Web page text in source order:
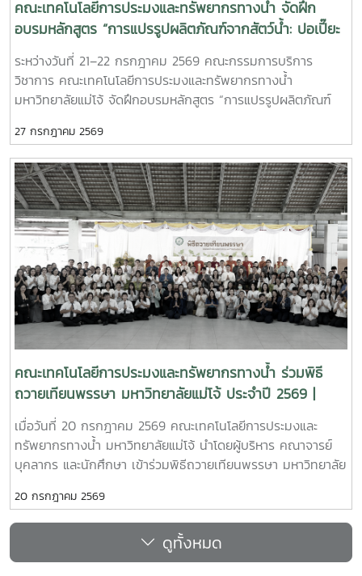
participation from faculty members, undergraduate
students, researchers, aquaculture professionals, and
industry stakeholders. It provided an excellent
opportunity for meaningful dialogue between academia
and industry while reinforcing the shared vision of
through knowledge exchange, innovation, and
collaborative partnerships.As one of Thailand's leading
institutions in fisheries and aquaculture education, the
Faculty of Fisheries Technology and Aquatic Resources,
Maejo University, remains committed to producing
highly qualified graduates, promoting research
excellence, and fostering innovation that supports the
sustainable development of the fisheries and
aquaculture sectors at both national and international
levels.
Aquatic Resources, led by Associate Professor Dr.Apinun
Suvarnaraksha, Dean of the Faculty, together with the
faculty executives and personnel, participated in the
Royal Tribute and Blessing Ceremony in honor of His
Majesty King Maha Vajiralongkorn Phra
Vajiraklaochaoyuhua on the auspicious occasion of His
ceremony was held to express loyalty, gratitude, and
reverence for His Majesty’s immeasurable benevolence
toward the Thai people. Faculty members joined in
offering royal blessings and paying tribute as a united
expression of their devotion to the monarchy.The
participation of the Faculty reflects its commitment to
upholding the cherished traditions of the nation and
demonstrating loyalty to the institution of the
monarchy while honoring His Majesty’s enduring
contributions to the well-being and prosperity of the
Kingdom of Thailand.
คณะเทคโนโลยีการประมงและทรัพยากรทางน้ำ จัดฝึก
อบรมหลักสูตร “การแปรรูปผลิตภัณฑ์จากสัตว์น้ำ: ปอเปี๊ยะ
ปลากุ้งและขนมจีบปลากุ้ง” | Copilot said: MJU Fisheries
Faculty Conducts Training on Fish and Shrimp
Product Processing for Phrao Wittayakhom School
ระหว่างวันที่ 21–22 กรกฎาคม 2569 คณะกรรมการบริการ
วิชาการ คณะเทคโนโลยีการประมงและทรัพยากรทางน้ำ
มหาวิทยาลัยแม่โจ้ จัดฝึกอบรมหลักสูตร “การแปรรูปผลิตภัณฑ์
เทคโนโลยีการประมงและทรัพยากรทางน้ำ มหาวิทยาลัยแม่โจ้ โดย
มีครูและนักเรียนเข้าร่วมกิจกรรมกว่า 40 คนในการนี้ รอง
ศาสตราจารย์ ดร.อภินันท์ สุวรรณรักษ์ เป็นประธานกล่าวเปิด
กิจกรรม และมอบเกียรติบัตรแก่ผู้เข้าร่วมอบรมกิจกรรมดำเนิน
การโดยคณะกรรมการบริการวิชาการ นำโดยอาจารย์ ดร.นงพงา
แสงเจริญ และนางสาวณัฐกานต์ มุกดาจตุรพักตร์ พร้อมด้วยนาย
ธนวรรฒน์ กิ่งอินทร์ นางสาวนันทกา ประทุมทา นางสาวพรรณ
ภัทร โยธา และนางสาววรารินทร์ จันทร์คง นักศึกษาระดับ
ปริญญาตรี สาขาการประมงและนวัตกรรมการผลิตสัตว์น้ำ ร่วม
ถ่ายทอดความรู้และดูแลการฝึกปฏิบัติอย่างใกล้ชิดการฝึกอบรม
ประกอบด้วยภาคบรรยายเกี่ยวกับหลักการแปรรูปและการเพิ่ม
มูลค่าสัตว์น้ำ ควบคู่กับภาคปฏิบัติในการผลิตปอเปี๊ยะปลากุ้งและ
ขนมจีบปลากุ้ง นักเรียนได้เรียนรู้ตั้งแต่การเตรียมและตัดแต่ง
วัตถุดิบ การเตรียมส่วนผสม การขึ้นรูปผลิตภัณฑ์ และการควบคุม
ใช้และพัฒนาผลิตภัณฑ์จากสัตว์น้ำได้อย่างเหมาะสมทางโรงเรียน
พร้าววิทยาคมมีนายปริยะ วัฒนศิริเสรีกุล และนางสาวสุภดา
ต้นกล ร่วมดูแลและสนับสนุนการดำเนินกิจกรรม ซึ่งเชื่อมโยงกับ
(แผนการเรียนศิลป์ทั่วไป) มุ่งส่งเสริมให้นักเรียนเรียนรู้ผ่านการ
ลงมือปฏิบัติจริง พัฒนาทักษะอาชีพ และเห็นแนวทางการนำ
ทรัพยากรที่มีอยู่มาสร้างมูลค่าเพิ่มคณะเทคโนโลยีการประมงและ
ทรัพยากรทางน้ำและโรงเรียนพร้าววิทยาคมได้ดำเนินกิจกรรม
27 กรกฎาคม 2569
คณะเทคโนโลยีการประมงและทรัพยากรทางน้ำ ร่วมพิธี
ถวายเทียนพรรษา มหาวิทยาลัยแม่โจ้ ประจำปี 2569 |
Copilot said: Faculty of Fisheries Technology and
Aquatic Resources Participates in Maejo
University’s 2026 Buddhist Lent Candle Offering
Ceremony
เมื่อวันที่ 20 กรกฎาคม 2569 คณะเทคโนโลยีการประมงและ
ทรัพยากรทางน้ำ มหาวิทยาลัยแม่โจ้ นำโดยผู้บริหาร คณาจารย์
บุคลากร และนักศึกษา เข้าร่วมพิธีถวายเทียนพรรษา มหาวิทยาลัย
ขึ้นโดย กองส่งเสริมศิลปวัฒนธรรม มหาวิทยาลัยแม่โจ้การจัด
กิจกรรมในครั้งนี้มีวัตถุประสงค์เพื่อส่งเสริมและสืบสานพระพุทธ
ศาสนา เนื่องในเทศกาลเข้าพรรษา อันเป็นช่วงเวลาสำคัญทาง
พระพุทธศาสนา ตลอดจนเป็นการปลูกฝังคุณธรรม จริยธรรม
20 กรกฎาคม 2569
ดูทั้งหมด